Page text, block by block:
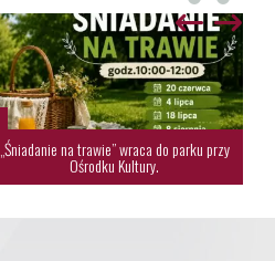
„Śniadanie na trawie” wraca do parku przy
Ośrodku Kultury.